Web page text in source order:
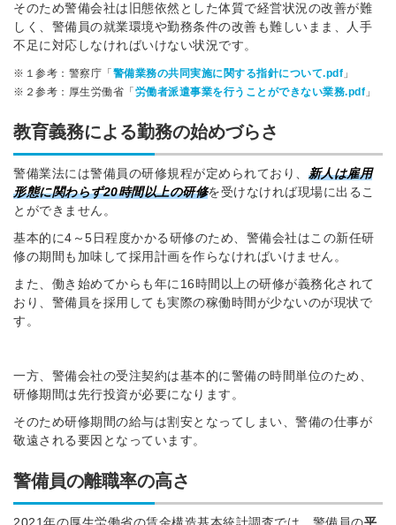
そのため警備会社は旧態依然とした体質で経営状況の改善が難
しく、警備員の就業環境や勤務条件の改善も難しいまま、人手
不足に対応しなければいけない状況です。
※１参考：警察庁「 警備業務の共同実施に関する指針について.pdf 」
※２参考：厚生労働省「 労働者派遣事業を行うことができない業務.pdf 」
教育義務による勤務の始めづらさ
警備業法には警備員の研修規程が定められており、 新人は雇用
形態に関わらず20時間以上の研修を受けなければ現場に出るこ
とができません。
基本的に4～5日程度かかる研修のため、警備会社はこの新任研
修の期間も加味して採用計画を作らなければいけません。
また、働き始めてからも年に16時間以上の研修が義務化されて
おり、警備員を採用しても実際の稼働時間が少ないのが現状で
す。
一方、警備会社の受注契約は基本的に警備の時間単位のため、
研修期間は先行投資が必要になります。
そのため研修期間の給与は割安となってしまい、警備の仕事が
敬遠される要因となっています。
警備員の離職率の高さ